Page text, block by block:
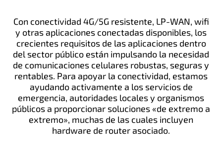
Con conectividad 4G/5G resistente, LP-WAN, wifi
y otras aplicaciones conectadas disponibles, los
crecientes requisitos de las aplicaciones dentro
del sector público están impulsando la necesidad
de comunicaciones celulares robustas, seguras y
rentables. Para apoyar la conectividad, estamos
ayudando activamente a los servicios de
emergencia, autoridades locales y organismos
públicos a proporcionar soluciones «de extremo a
extremo», muchas de las cuales incluyen
hardware de router asociado.